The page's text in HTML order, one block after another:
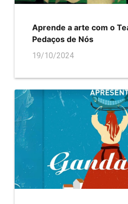
Aprende a arte com o
Pedaços de Nós
19/10/2024